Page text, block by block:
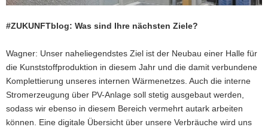
#ZUKUNFTblog: Was sind Ihre nächsten Ziele?
Wagner: Unser naheliegendstes Ziel ist der Neubau einer Halle für
die Kunststoffproduktion in diesem Jahr und die damit verbundene
Komplettierung unseres internen Wärmenetzes. Auch die interne
Stromerzeugung über PV-Anlage soll stetig ausgebaut werden,
sodass wir ebenso in diesem Bereich vermehrt autark arbeiten
können. Eine digitale Übersicht über unsere Verbräuche wird uns